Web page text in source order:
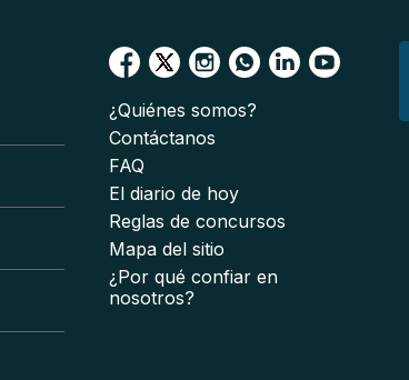
¿Quiénes somos?
Contáctanos
FAQ
El diario de hoy
Reglas de concursos
Mapa del sitio
¿Por qué confiar en
nosotros?